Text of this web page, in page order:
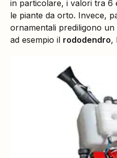
in particolare, i valori tra 6
le piante da orto. Invece,
ornamentali prediligono
ad esempio il rododendro,